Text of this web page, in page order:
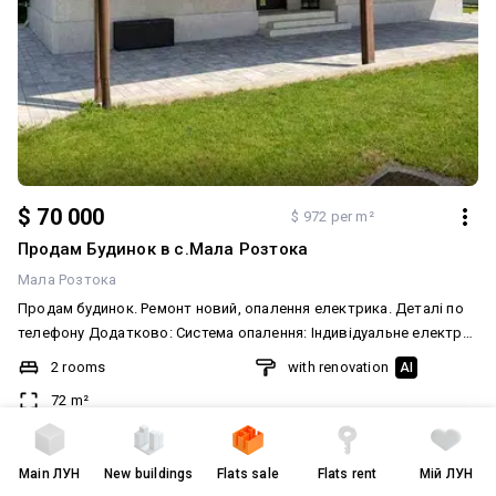
$ 70 000 $ 972 per m²
Продам Будинок в с.Мала Розтока
Мала Розтока
Продам будинок. Ремонт новий, опалення електрика. Деталі по
телефону Додатково: Система опалення: Індивідуальне електро.
Ремонт: Косметичний ремонт. Меблювання: Так. Мультимедіа:
Телевізор, Wi-Fi. Комфорт: Альтанка, мангал, Підсобні
приміщення, Кондиціонер, Огорожа, Сад, город, Підігрів підлоги,
Душова кабіна. Комунікації: Каналізація септик
2 rooms
72 m²
1-storey house
with renovation AI
today at07:12 created 13 лютого
MainЛУН New buildings Flats sale Flats rent Мій ЛУН